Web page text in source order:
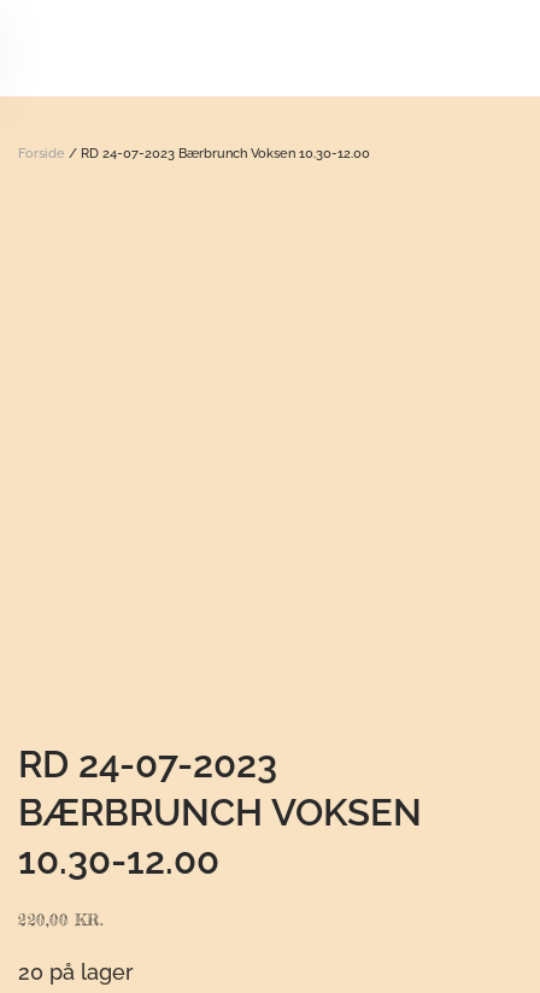
Forside / RD 24-07-2023 Bærbrunch Voksen 10.30-12.00
RD 24-07-2023
BÆRBRUNCH VOKSEN
10.30-12.00
220,00 KR.
20 på lager